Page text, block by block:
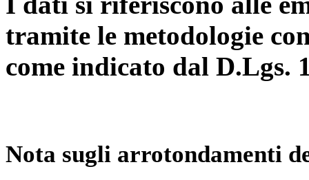
tramite le metodologie
come indicato dal D.Lgs.
Nota sugli arrotondamenti